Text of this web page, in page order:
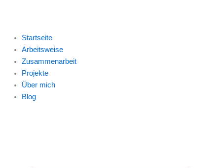
Startseite
Arbeitsweise
Zusammenarbeit
Projekte
Über mich
Blog